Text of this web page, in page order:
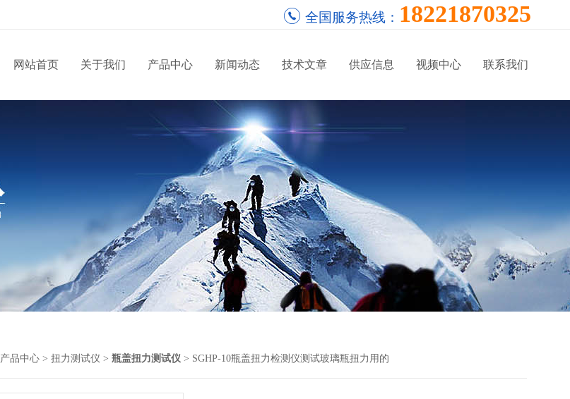
全国服务热线： 18221870325
网站首页 关于我们 产品中心 新闻动态 技术文章 供应信息 视频中心 联系我们
产品中心 > 扭力测试仪 > 瓶盖扭力测试仪 > SGHP-10瓶盖扭力检测仪测试玻璃瓶扭力用的